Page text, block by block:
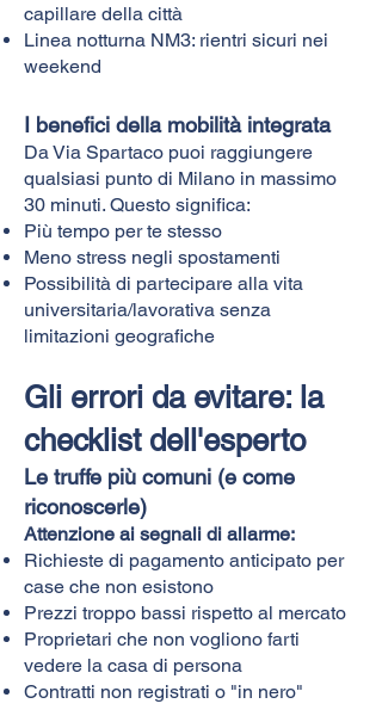
capillare della città
Linea notturna NM3: rientri sicuri nei
weekend
I benefici della mobilità integrata
Da Via Spartaco puoi raggiungere
qualsiasi punto di Milano in massimo
30 minuti. Questo significa:
Più tempo per te stesso
Meno stress negli spostamenti
Possibilità di partecipare alla vita
universitaria/lavorativa senza
limitazioni geografiche
Gli errori da evitare: la
checklist dell'esperto
Le truffe più comuni (e come
riconoscerle)
Attenzione ai segnali di allarme:
Richieste di pagamento anticipato per
case che non esistono
Prezzi troppo bassi rispetto al mercato
Proprietari che non vogliono farti
vedere la casa di persona
Contratti non registrati o "in nero"